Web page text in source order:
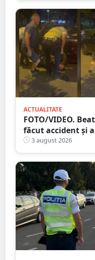
ACTUALITATE
FOTO/VIDEO.
făcut accident și
de trecători
3 august 2026